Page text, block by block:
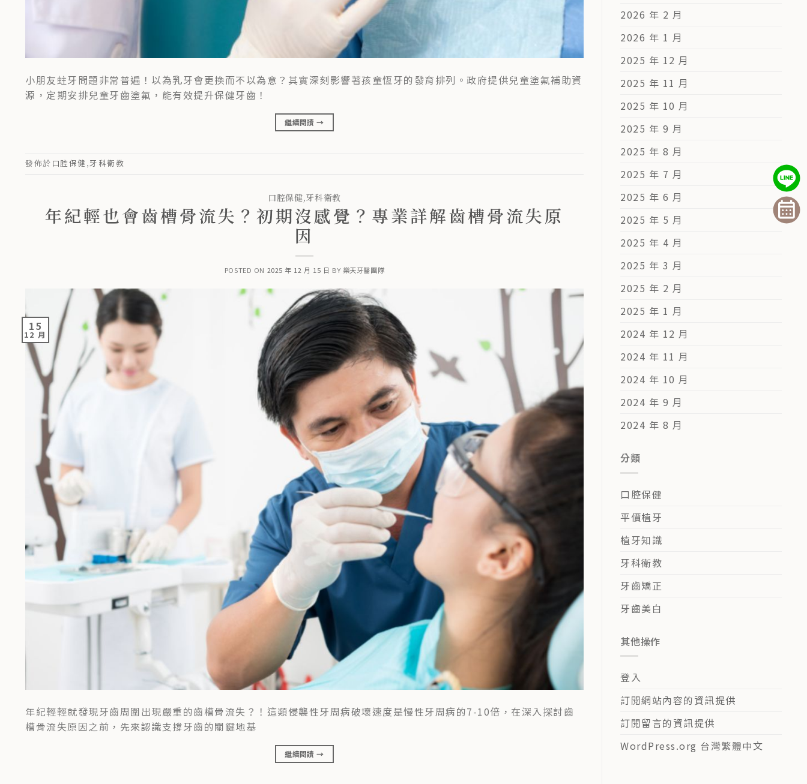
小朋友蛀牙問題非常普遍！以為乳牙會更換而不以為意？其實深刻影響著孩童恆牙的發育排列。政府提供兒童塗氟補助資
源，定期安排兒童牙齒塗氟，能有效提升保健牙齒！
繼續閱讀→
發佈於 口腔保健 ,牙科衛教
口腔保健,牙科衛教
年紀輕也會齒槽骨流失？初期沒感覺？專業詳解齒槽骨流失原
因
POSTED ON 2025 年 12 月 15 日 BY 樂天牙醫團隊
15
12 月
年紀輕輕就發現牙齒周圍出現嚴重的齒槽骨流失？！這類侵襲性牙周病破壞速度是慢性牙周病的7-10倍，在深入探討齒
槽骨流失原因之前，先來認識支撐牙齒的關鍵地基
繼續閱讀→
2026 年 2 月
2026 年 1 月
2025 年 12 月
2025 年 11 月
2025 年 10 月
2025 年 9 月
2025 年 8 月
2025 年 7 月
2025 年 6 月
2025 年 5 月
2025 年 4 月
2025 年 3 月
2025 年 2 月
2025 年 1 月
2024 年 12 月
2024 年 11 月
2024 年 10 月
2024 年 9 月
2024 年 8 月
分類
口腔保健
平價植牙
植牙知識
牙科衛教
牙齒矯正
牙齒美白
其他操作
登入
訂閱網站內容的資訊提供
訂閱留言的資訊提供
WordPress.org 台灣繁體中文